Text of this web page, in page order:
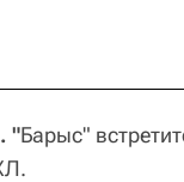
"Барыс"